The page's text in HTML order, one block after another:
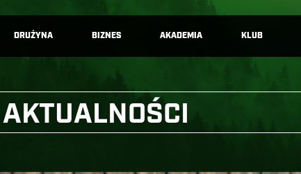
DRUŻYNA BIZNES AKADEMIA KLUB
AKTUALNOŚCI